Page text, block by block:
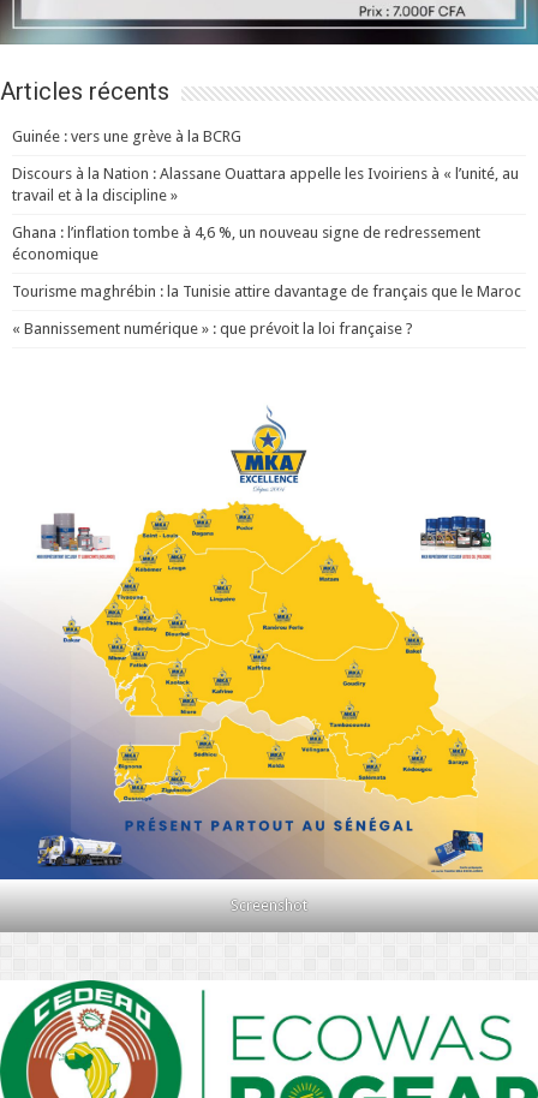
Articles récents
Guinée : vers une grève à la BCRG
Discours à la Nation : Alassane Ouattara appelle les Ivoiriens à « l’unité, au
travail et à la discipline »
Ghana : l’inflation tombe à 4,6 %, un nouveau signe de redressement
économique
Tourisme maghrébin : la Tunisie attire davantage de français que le Maroc
« Bannissement numérique » : que prévoit la loi française ?
Screenshot